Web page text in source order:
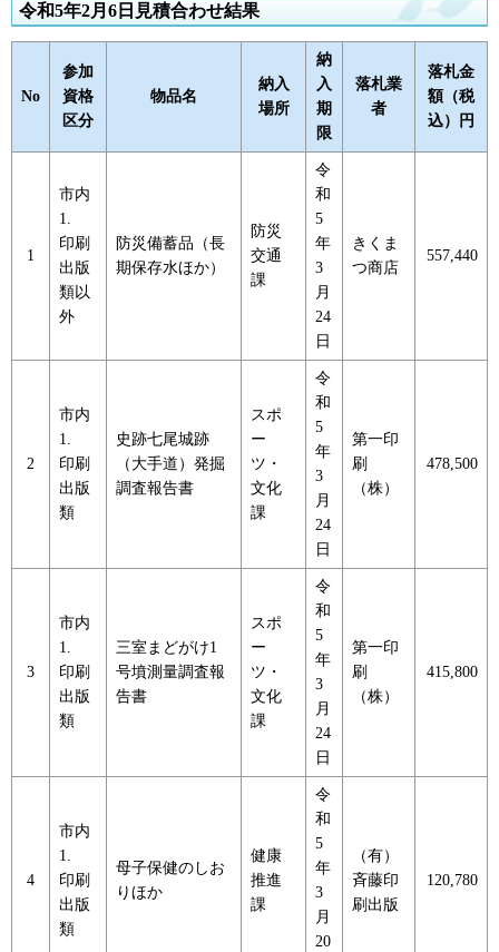
令和5年2月6日見積合わせ結果
No
参加
資格
区分
物品名
納入
場所
納
入
期
限
落札業
者
落札金
額（税
込）円
1
市内
1.
印刷
出版
類以
外
防災備蓄品（長
期保存水ほか）
防災
交通
課
令
和
5
年
3
月
24
日
きくま
つ商店
557,440
2
市内
1.
印刷
出版
類
史跡七尾城跡
（大手道）発掘
調査報告書
スポ
ー
ツ・
文化
課
令
和
5
年
3
月
24
日
第一印
刷
（株）
478,500
3
市内
1.
印刷
出版
類
三室まどがけ1
号墳測量調査報
告書
スポ
ー
ツ・
文化
課
令
和
5
年
3
月
24
日
第一印
刷
（株）
415,800
4
市内
1.
印刷
出版
類
母子保健のしお
りほか
健康
推進
課
令
和
5
年
3
月
20
（有）
斉藤印
刷出版
120,780